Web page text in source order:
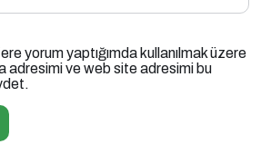
yorum yaptığımda kullanılmak üzere
adresimi ve web site adresimi bu